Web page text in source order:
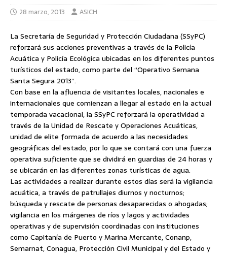
28 marzo, 2013 ASICH
La Secretaría de Seguridad y Protección Ciudadana (SSyPC)
reforzará sus acciones preventivas a través de la Policía
Acuática y Policía Ecológica ubicadas en los diferentes puntos
turísticos del estado, como parte del “Operativo Semana
Santa Segura 2013”.
Con base en la afluencia de visitantes locales, nacionales e
internacionales que comienzan a llegar al estado en la actual
temporada vacacional, la SSyPC reforzará la operatividad a
través de la Unidad de Rescate y Operaciones Acuáticas,
unidad de elite formada de acuerdo a las necesidades
geográficas del estado, por lo que se contará con una fuerza
operativa suficiente que se dividirá en guardias de 24 horas y
se ubicarán en las diferentes zonas turísticas de agua.
Las actividades a realizar durante estos días será la vigilancia
acuática, a través de patrullajes diurnos y nocturnos;
búsqueda y rescate de personas desaparecidas o ahogadas;
vigilancia en los márgenes de ríos y lagos y actividades
operativas y de supervisión coordinadas con instituciones
como Capitanía de Puerto y Marina Mercante, Conanp,
Semarnat, Conagua, Protección Civil Municipal y del Estado y